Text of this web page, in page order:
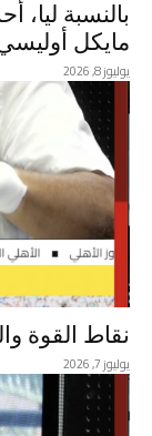
بالنسبة
مايكل
يوليوز 8, 2026
نقاط القوة
يوليوز 7, 2026